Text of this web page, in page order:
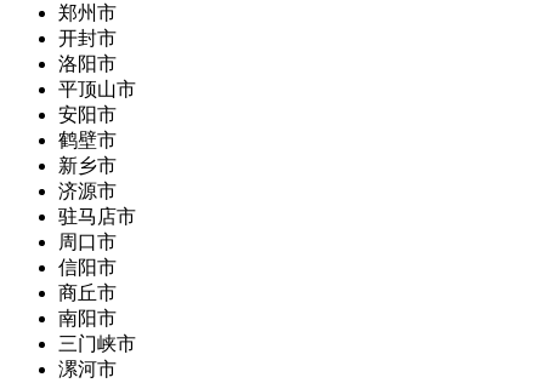
郑州市
开封市
洛阳市
平顶山市
安阳市
鹤壁市
新乡市
济源市
驻马店市
周口市
信阳市
商丘市
南阳市
三门峡市
漯河市